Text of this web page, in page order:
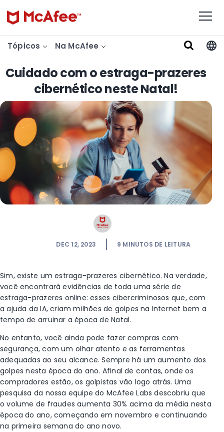
Tópicos Na McAfee
Cuidado com o estraga-prazeres
cibernético neste Natal!
DEC 12, 2023 9 MINUTOS DE LEITURA
Sim, existe um estraga-prazeres cibernético. Na verdade,
você encontrará evidências de toda uma série de
estraga-prazeres online: esses cibercriminosos que, com
a ajuda da IA, criam milhões de golpes na Internet bem a
tempo de arruinar a época de Natal.
No entanto, você ainda pode fazer compras com
segurança, com um olhar atento e as ferramentas
adequadas ao seu alcance. Sempre há um aumento dos
golpes nesta época do ano. Afinal de contas, onde os
compradores estão, os golpistas vão logo atrás. Uma
pesquisa da nossa equipe do McAfee Labs descobriu que
o volume de fraudes aumenta 30% acima da média nesta
época do ano, começando em novembro e continuando
na primeira semana do ano novo.